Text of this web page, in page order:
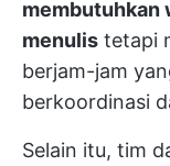
membutuhkan
menulis tetapi
berjam-jam
berkoordinasi
Selain itu, tim